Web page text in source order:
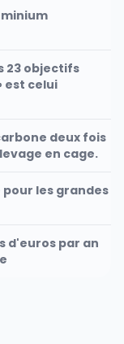
23 objectifs
est celui
deux fois
en cage.
pour les grandes
d'euros par an